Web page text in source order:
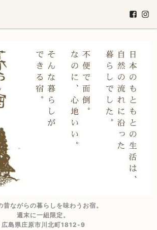
昔ながらの暮らしを味わうお宿。
週末に一組限定。
広島県庄原市川北町1812-9